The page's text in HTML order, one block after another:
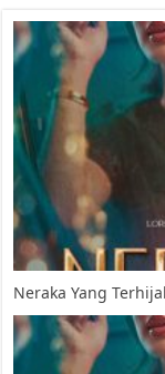
Neraka Yang